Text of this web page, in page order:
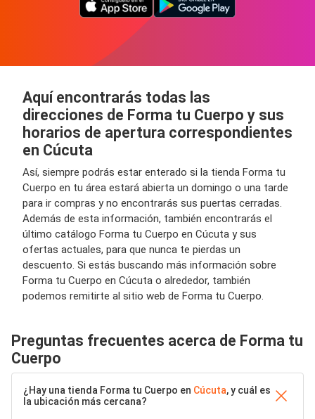
Aquí encontrarás todas las
direcciones de Forma tu Cuerpo y sus
horarios de apertura correspondientes
en Cúcuta
Así, siempre podrás estar enterado si la tienda Forma tu
Cuerpo en tu área estará abierta un domingo o una tarde
para ir compras y no encontrarás sus puertas cerradas.
Además de esta información, también encontrarás el
último catálogo Forma tu Cuerpo en Cúcuta y sus
ofertas actuales, para que nunca te pierdas un
descuento. Si estás buscando más información sobre
Forma tu Cuerpo en Cúcuta o alrededor, también
podemos remitirte al sitio web de Forma tu Cuerpo.
Preguntas frecuentes acerca de Forma tu
Cuerpo
¿Hay una tienda Forma tu Cuerpo en Cúcuta, y cuál es
la ubicación más cercana?